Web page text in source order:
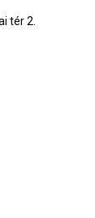
tér 2.